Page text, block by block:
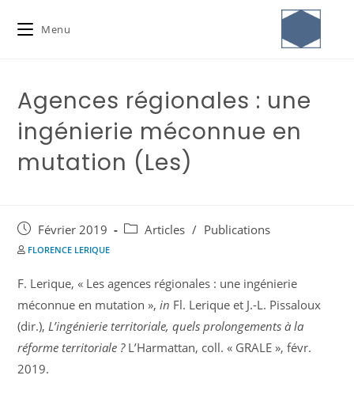
Menu
Agences régionales : une
ingénierie méconnue en
mutation (Les)
Février 2019 Articles / Publications
FLORENCE LERIQUE
F. Lerique, « Les agences régionales : une ingénierie
méconnue en mutation »,in Fl. Lerique et J.-L. Pissaloux
(dir.),L’ingénierie territoriale, quels prolongements à la
réforme territoriale ?L’Harmattan, coll. « GRALE », févr.
2019.